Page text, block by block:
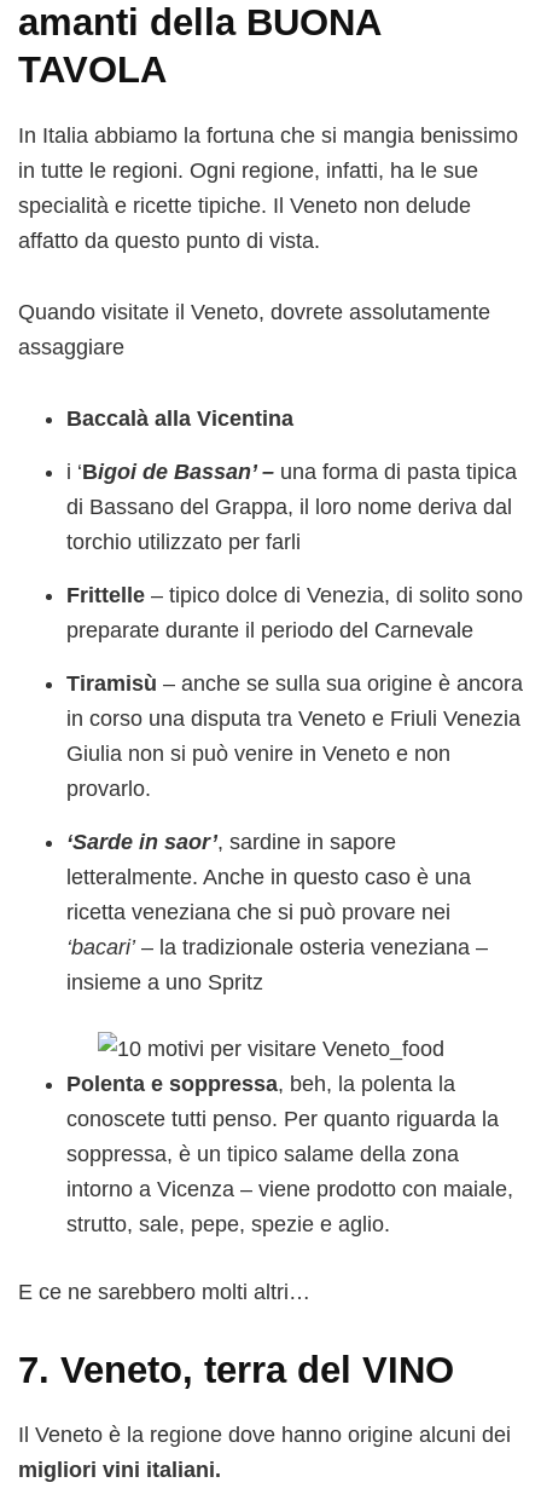
amanti della BUONA
TAVOLA
In Italia abbiamo la fortuna che si mangia benissimo
in tutte le regioni. Ogni regione, infatti, ha le sue
specialità e ricette tipiche. Il Veneto non delude
affatto da questo punto di vista.
Quando visitate il Veneto, dovrete assolutamente
assaggiare
Baccalà alla Vicentina
i ‘Bigoi de Bassan’ – una forma di pasta tipica
di Bassano del Grappa, il loro nome deriva dal
torchio utilizzato per farli
Frittelle – tipico dolce di Venezia, di solito sono
preparate durante il periodo del Carnevale
Tiramisù – anche se sulla sua origine è ancora
in corso una disputa tra Veneto e Friuli Venezia
Giulia non si può venire in Veneto e non
provarlo.
‘Sarde in saor’, sardine in sapore
letteralmente. Anche in questo caso è una
ricetta veneziana che si può provare nei
‘bacari’– la tradizionale osteria veneziana –
insieme a uno Spritz
Polenta e soppressa, beh, la polenta la
conoscete tutti penso. Per quanto riguarda la
soppressa, è un tipico salame della zona
intorno a Vicenza – viene prodotto con maiale,
strutto, sale, pepe, spezie e aglio.
E ce ne sarebbero molti altri…
7. Veneto, terra del VINO
Il Veneto è la regione dove hanno origine alcuni dei
migliori vini italiani.